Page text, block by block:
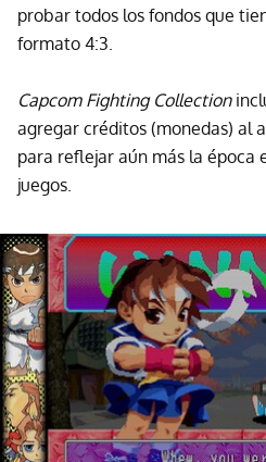
probar todos los fondos que
formato 4:3.
Capcom Fighting Collection
agregar créditos (monedas) al
para reflejar aún más la época
juegos.